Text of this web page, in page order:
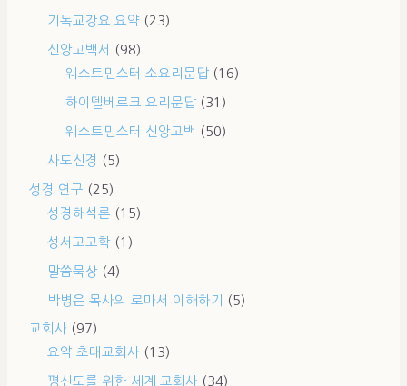
기독교강요 요약 (23)
신앙고백서
(98)
웨스트민스터 소요리문답(16)
하이델베르크 요리문답(31)
웨스트민스터 신앙고백 (50)
사도신경 (5)
성경 연구 (25)
성경해석론 (15)
성서고고학 (1)
말씀묵상 (4)
박병은 목사의 로마서 이해하기 (5)
교회사 (97)
요약 초대교회사 (13)
평신도를 위한 세계 교회사 (34)